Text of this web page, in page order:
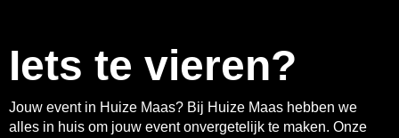
Iets te vieren?
Jouw event in Huize Maas? Bij Huize Maas hebben we
alles in huis om jouw event onvergetelijk te maken. Onze